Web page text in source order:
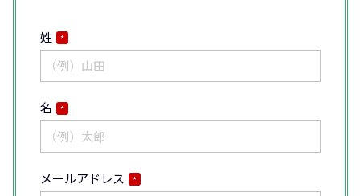
姓 *
名 *
メールアドレス *